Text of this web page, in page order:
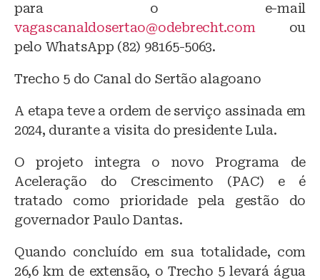
para o e-mail
vagascanaldosertao@odebrecht.comou
pelo WhatsApp (82) 98165-5063.
Trecho 5 do Canal do Sertão alagoano
A etapa teve a ordem de serviço assinada em
2024, durante a visita do presidente Lula.
O projeto integra o novo Programa de
Aceleração do Crescimento (PAC) e é
tratado como prioridade pela gestão do
governador Paulo Dantas.
Quando concluído em sua totalidade, com
26,6 km de extensão, o Trecho 5 levará água